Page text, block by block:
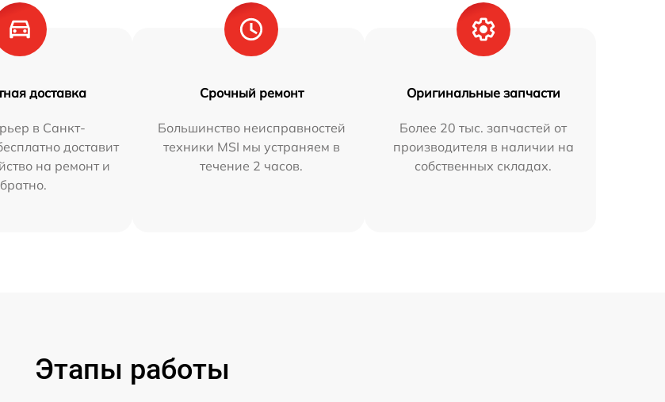
доставка
в Санкт-
доставит
на ремонт и
Срочный ремонт
Большинство неисправностей
техники MSI мы устраняем в
течение 2 часов.
Оригинальные запчасти
Более 20 тыс. запчастей от
производителя в наличии на
собственных складах.
Этапы работы